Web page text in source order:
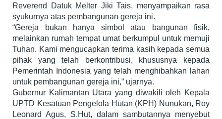
Reverend Datuk Melter Jiki Tais, menyampaikan rasa
syukurnya atas pembangunan gereja ini.
“Gereja bukan hanya simbol atau bangunan fisik,
melainkan rumah tempat umat berkumpul untuk memuji
Tuhan. Kami mengucapkan terima kasih kepada semua
pihak yang telah berkontribusi, khususnya kepada
Pemerintah Indonesia yang telah menghibahkan lahan
untuk pembangunan gereja ini,” ujarnya.
Gubernur Kalimantan Utara yang diwakili oleh Kepala
UPTD Kesatuan Pengelola Hutan (KPH) Nunukan, Roy
Leonard Agus, S.Hut, dalam sambutannya menyebut